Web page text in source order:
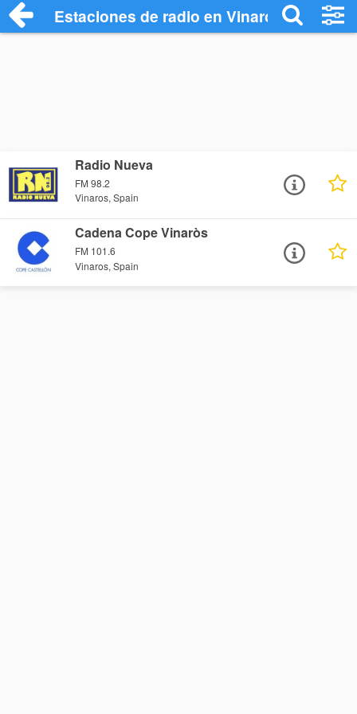
Estaciones de radio en Vinaros -
Radio Nueva
FM 98.2
Vinaros, Spain
Cadena Cope Vinaròs
FM 101.6
Vinaros, Spain